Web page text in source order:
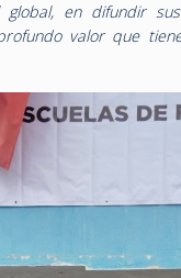
global, en difundir
valor que